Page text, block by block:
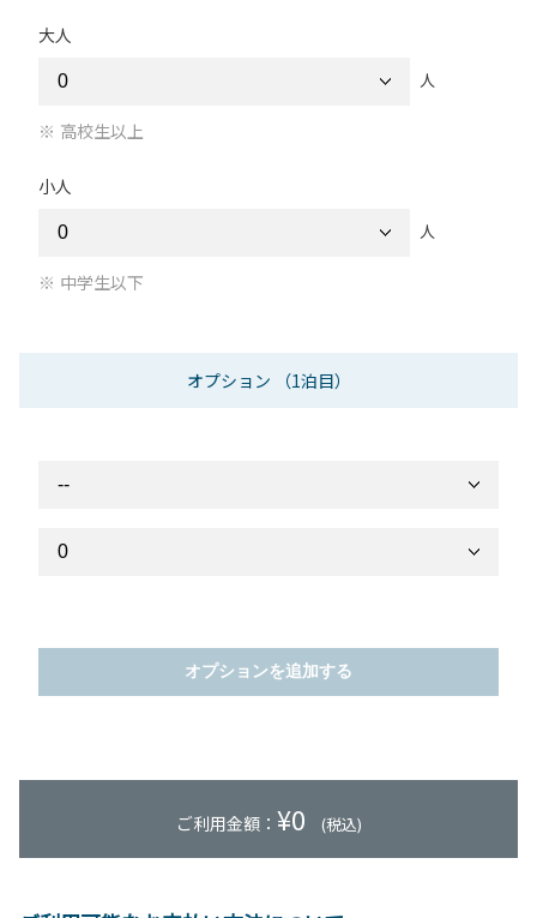
大人
人
高校生以上
小人
人
中学生以下
オプション （1泊目）
オプションを追加する
ご利用金額： ¥0 (税込)